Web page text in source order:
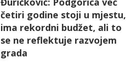
četiri godine stoji u mjestu,
ima rekordni budžet, ali to
se ne reflektuje razvojem
grada